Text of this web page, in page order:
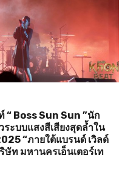
“ Boss Sun Sun ”นัก
ะบบแสงสีเสียงสุดล้ำใน
“ภายใต้แบรนด์ เวิลด์
ษัท มหานครเอ็นเตอร์เท